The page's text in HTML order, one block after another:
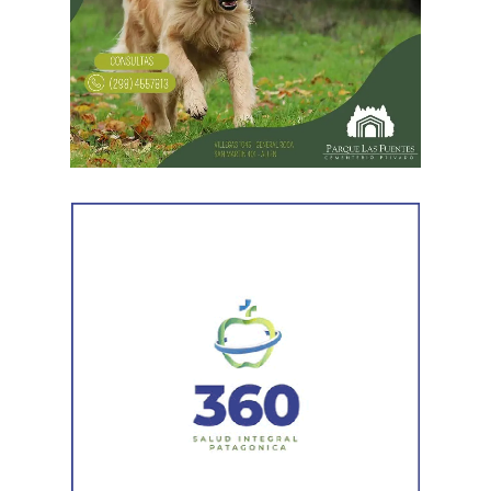
estaciones terminales. Usaron todos los recursos del
Estado. Me imputaron delitos penales, me hicieron saber
que perseguían a mi familia, a mi mujer y a mis hijas, y
tuve que presentar un habeas corpus preventivo».
Biró también señaló que «el gobierno impulsó denuncias
y multas multimillonarias contras organizaciones
Fraternidad, la UTA, la Asociación de Personal
Ante las exposiciones de los solicitantes de la audiencia,
los comisionados de la CIDH hicieron algunos
cuestionamientos y solicitaron explicaciones a los
representantes del Gobierno argentino por los modos y
las irregularidades a la hora de implementar la reforma
laboral. Y, ante esas preocupaciones, Cremonte precisó
formales como los bancos, fundaciones y billeteras
virtuales. Los estatales también empezaron a tomar
créditos con los prestamistas barriales y eso es muy
peligroso», agregó el dirigente estatal.
Además, apuntó que «el Banco Nación debiera estar
las familias y no al servicio de los funcionarios de La
«La falta de inversión en hospitales, escuelas y en
diversas áreas públicas es absoluta y en este momento
pone en riesgo la prestación de servicios esenciales»,
«Nos mintieron, no vinieron a destruir el Estado. Hoy el